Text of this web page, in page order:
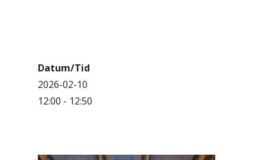
Datum/Tid
2026-02-10
12:00 - 12:50